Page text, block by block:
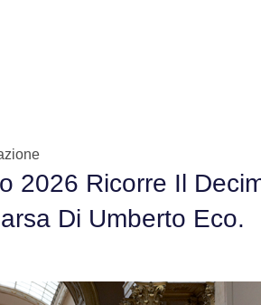
2026 Ricorre Il
Di Umberto Eco.